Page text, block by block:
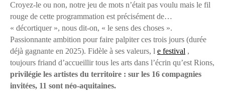
Croyez-le ou non, notre jeu de mots n’était pas voulu mais le fil
rouge de cette programmation est précisément de…
« décortiquer », nous dit-on, « le sens des choses ».
Passionnante ambition pour faire palpiter ces trois jours (durée
déjà gagnante en 2025). Fidèle à ses valeurs, l e festival ,
toujours friand d’accueillir tous les arts dans l’écrin qu’est Rions,
privilégie les artistes du territoire : sur les 16 compagnies
invitées, 11 sont néo-aquitaines.